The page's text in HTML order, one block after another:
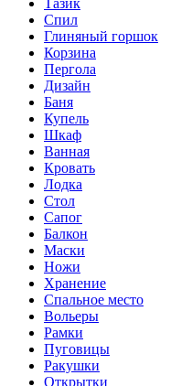
Тазик
Спил
Глиняный горшок
Корзина
Пергола
Дизайн
Баня
Купель
Шкаф
Ванная
Кровать
Лодка
Стол
Сапог
Балкон
Маски
Ножи
Хранение
Спальное место
Вольеры
Рамки
Пуговицы
Ракушки
Открытки